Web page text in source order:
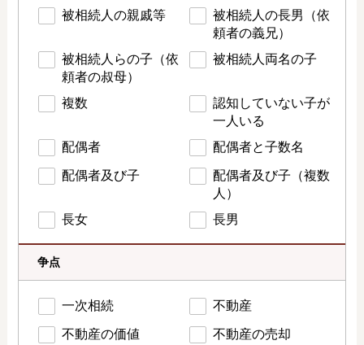
被相続人の親戚等
被相続人の長男（依
頼者の義兄）
被相続人らの子（依
頼者の叔母）
被相続人両名の子
複数
認知していない子が
一人いる
配偶者
配偶者と子数名
配偶者及び子
配偶者及び子（複数
人）
長女
長男
争点
一次相続 不動産
不動産の価値 不動産の売却